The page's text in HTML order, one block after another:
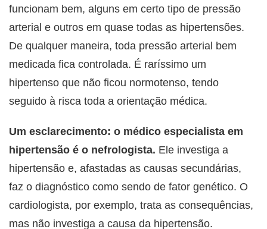
funcionam bem, alguns em certo tipo de pressão
arterial e outros em quase todas as hipertensões.
De qualquer maneira, toda pressão arterial bem
medicada fica controlada. É raríssimo um
hipertenso que não ficou normotenso, tendo
seguido à risca toda a orientação médica.
Um esclarecimento: o médico especialista em
hipertensão é o nefrologista. Ele investiga a
hipertensão e, afastadas as causas secundárias,
faz o diagnóstico como sendo de fator genético. O
cardiologista, por exemplo, trata as consequências,
mas não investiga a causa da hipertensão.